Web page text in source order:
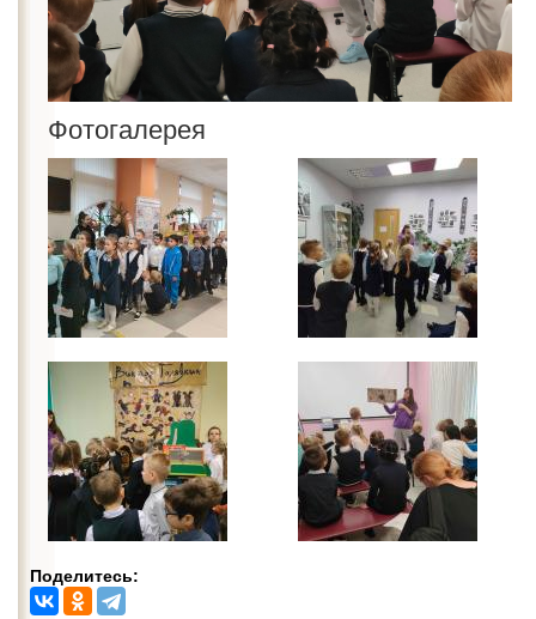
Фотогалерея
Поделитесь: